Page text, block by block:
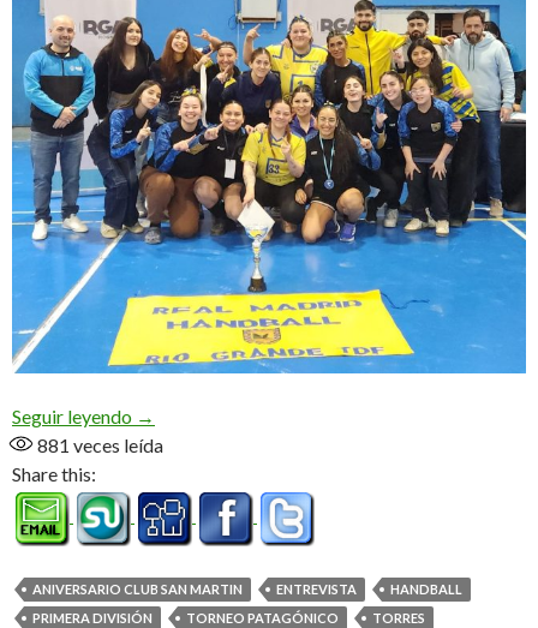
Seguir leyendo Rocha y Real, dueños de la 2° edición (Audio)
→
881 veces leída
Share this:
ANIVERSARIO CLUB SAN MARTIN ENTREVISTA
HANDBALL
PRIMERA DIVISIÓN
TORNEO PATAGÓNICO TORRES